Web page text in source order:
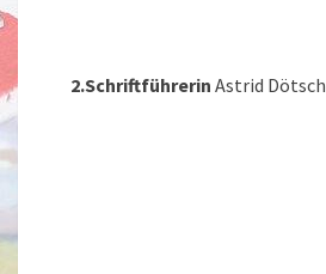
2.Schriftführerin Astrid Dötsch